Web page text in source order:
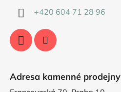
+420 604 71 28 96
Adresa kamenné prodejny